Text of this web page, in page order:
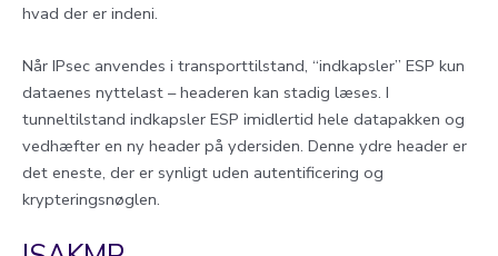
hvad der er indeni.
Når IPsec anvendes i transporttilstand, “indkapsler” ESP kun
dataenes nyttelast – headeren kan stadig læses. I
tunneltilstand indkapsler ESP imidlertid hele datapakken og
vedhæfter en ny header på ydersiden. Denne ydre header er
det eneste, der er synligt uden autentificering og
krypteringsnøglen.